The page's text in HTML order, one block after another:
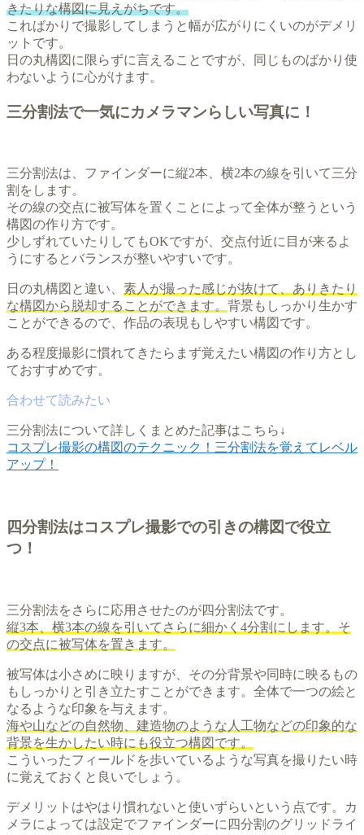
きたりな構図に見えがちです。
こればかりで撮影してしまうと幅が広がりにくいのがデメリ
ットです。
日の丸構図に限らずに言えることですが、同じものばかり使
わないように心がけます。
三分割法で一気にカメラマンらしい写真に！
三分割法は、ファインダーに縦2本、横2本の線を引いて三分
割をします。
その線の交点に被写体を置くことによって全体が整うという
構図の作り方です。
少しずれていたりしてもOKですが、交点付近に目が来るよ
うにするとバランスが整いやすいです。
日の丸構図と違い、 素人が撮った感じが抜けて、ありきたり
な構図から脱却することができます。 背景もしっかり生かす
ことができるので、作品の表現もしやすい構図です。
ある程度撮影に慣れてきたらまず覚えたい構図の作り方とし
ておすすめです。
三分割法について詳しくまとめた記事はこちら↓
コスプレ撮影の構図のテクニック！三分割法を覚えてレベル
アップ！
四分割法はコスプレ撮影での引きの構図で役立
つ！
三分割法をさらに応用させたのが四分割法です。
縦3本、横3本の線を引いてさらに細かく4分割にします。そ
の交点に被写体を置きます。
被写体は小さめに映りますが、その分背景や同時に映るもの
もしっかりと引き立たすことができます。全体で一つの絵と
なるような印象を与えます。
海や山などの自然物、建造物のような人工物などの印象的な
背景を生かしたい時にも役立つ構図です。
こういったフィールドを歩いているような写真を撮りたい時
に覚えておくと良いでしょう。
デメリットはやはり慣れないと使いずらいという点です。カ
メラによっては設定でファインダーに四分割のグリッドライ